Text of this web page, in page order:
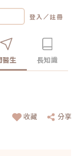
登入 ／註冊
醫生 長知識
收藏 分享